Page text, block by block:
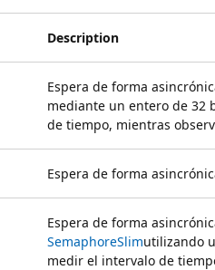
Description
Espera de forma
mediante un entero de 32
de tiempo, mientras
Espera de forma
Espera de forma
SemaphoreSlimutilizando
medir el intervalo de